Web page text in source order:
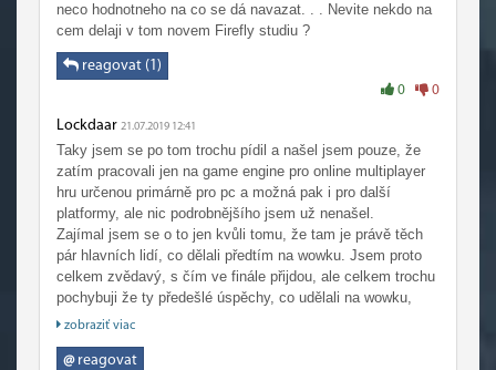
neco hodnotneho na co se dá navazat. . . Nevite nekdo na
cem delaji v tom novem Firefly studiu ?
reagovat (1)
0 0
Lockdaar 21.07.2019 12:41
Taky jsem se po tom trochu pídil a našel jsem pouze, že
zatím pracovali jen na game engine pro online multiplayer
hru určenou primárně pro pc a možná pak i pro další
platformy, ale nic podrobnějšího jsem už nenašel.
Zajímal jsem se o to jen kvůli tomu, že tam je právě těch
pár hlavních lidí, co dělali předtím na wowku. Jsem proto
celkem zvědavý, s čím ve finále přijdou, ale celkem trochu
pochybuji že ty předešlé úspěchy, co udělali na wowku,
dokážou překonat...
zobraziť viac
@reagovat